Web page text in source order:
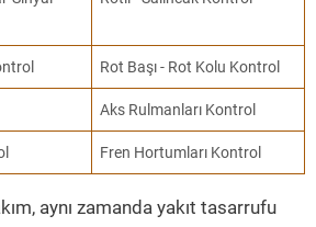
Rot Başı - Rot Kolu Kontrol
Aks Rulmanları Kontrol
Fren Hortumları Kontrol
aynı zamanda yakıt tasarrufu